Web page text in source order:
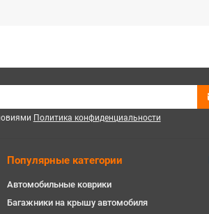
Политика конфиденциальности
Популярные категории
Автомобильные коврики
Багажники на крышу автомобиля